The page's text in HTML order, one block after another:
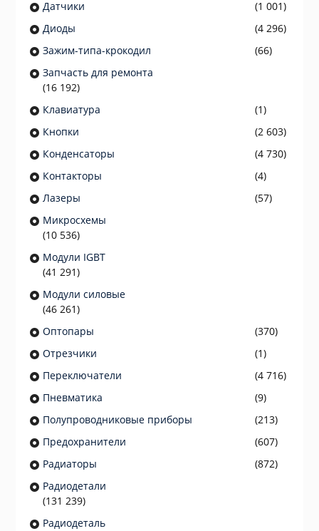
Датчики
(1 001)
Диоды
(4 296)
Зажим-типа-крокодил
(66)
Запчасть для ремонта
(16 192)
Клавиатура
(1)
Кнопки
(2 603)
Конденсаторы
(4 730)
Контакторы
(4)
Лазеры
(57)
Микросхемы
(10 536)
Модули IGBT
(41 291)
Модули силовые
(46 261)
Оптопары
(370)
Отрезчики
(1)
Переключатели
(4 716)
Пневматика
(9)
Полупроводниковые приборы
(213)
Предохранители
(607)
Радиаторы
(872)
Радиодетали
(131 239)
Радиодеталь